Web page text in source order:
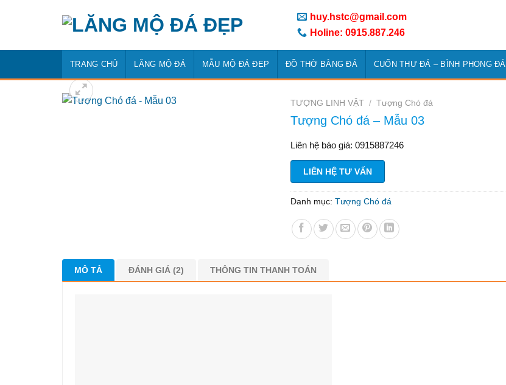
dung
huy.hstc@gmail.com
Holine: 0915.887.246
TRANG CHỦ LĂNG MỘ ĐÁ MẪU MỘ ĐÁ ĐẸP ĐỒ THỜ BẰNG ĐÁ CUỐN THƯ ĐÁ – BÌNH PHONG ĐÁ
TƯỢNG LINH VẬT / Tượng Chó đá
Tượng Chó đá – Mẫu 03
Liên hệ báo giá: 0915887246
LIÊN HỆ TƯ VẤN
Danh mục: Tượng Chó đá
MÔ TẢ ĐÁNH GIÁ (2) THÔNG TIN THANH TOÁN